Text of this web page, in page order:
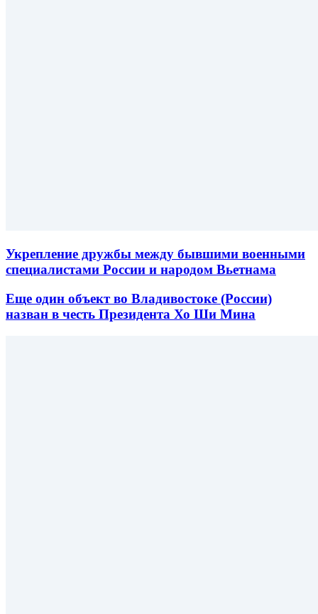
Укрепление дружбы между бывшими военными
специалистами России и народом Вьетнама
Еще один объект во Владивостоке (России)
назван в честь Президента Хо Ши Мина